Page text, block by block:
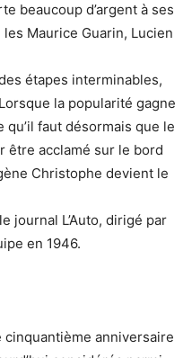
beaucoup d’argent à ses
Maurice Guarin, Lucien
étapes interminables,
la popularité gagne
faut désormais que le
être acclamé sur le bord
Christophe devient le
journal L’Auto, dirigé par
en 1946.
anniversaire